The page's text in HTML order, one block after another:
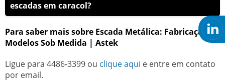
escadas em caracol?
Para saber mais sobre Escada Metálica: Fabricação de
Modelos Sob Medida | Astek
Ligue para 4486-3399 ou clique aqui e entre em contato
por email.